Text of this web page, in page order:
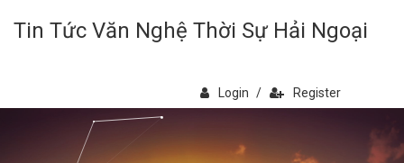
Tin Tức Văn Nghệ Thời Sự Hải Ngoại
Login / Register